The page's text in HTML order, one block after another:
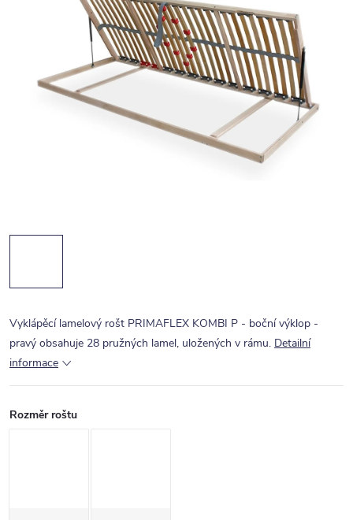
Vyklápěcí lamelový rošt PRIMAFLEX KOMBI P - boční výklop -
pravý obsahuje 28 pružných lamel, uložených v rámu. Detailní
informace
Rozměr roštu